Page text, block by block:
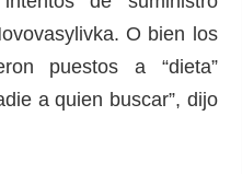
O bien los
puestos a “dieta”
a quien buscar”, dijo